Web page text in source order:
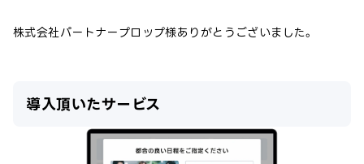
株式会社パートナープロップ様ありがとうございました。
導入頂いたサービス